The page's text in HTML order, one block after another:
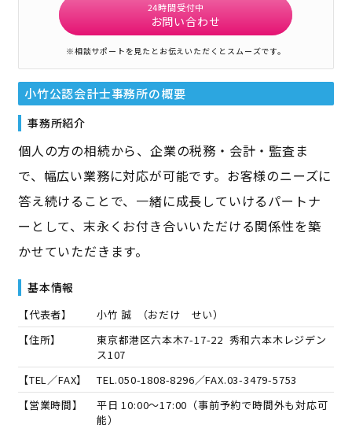
24時間受付中
お問い合わせ
※相談サポートを見たとお伝えいただくとスムーズです。
小竹公認会計士事務所の概要
事務所紹介
個人の方の相続から、企業の税務・会計・監査ま
で、幅広い業務に対応が可能です。お客様のニーズに
答え続けることで、一緒に成長していけるパートナ
ーとして、末永くお付き合いいただける関係性を築
かせていただきます。
基本情報
【代表者】 小竹 誠 （おだけ せい）
【住所】
東京都港区六本木7-17-22 秀和六本木レジデン
ス107
【TEL／FAX】
TEL.050-1808-8296／FAX.03-3479-5753
【営業時間】
平日 10:00～17:00（事前予約で時間外も対応可
能）